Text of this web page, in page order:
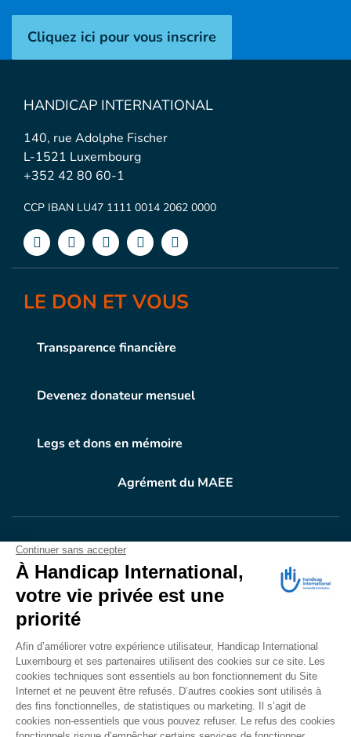
Cliquez ici pour vous inscrire
HANDICAP INTERNATIONAL
140, rue Adolphe Fischer
L-1521 Luxembourg
+352 42 80 60-1
CCP IBAN LU47 1111 0014 2062 0000
LE DON ET VOUS
Transparence financière
Devenez donateur mensuel
Legs et dons en mémoire
Agrément du MAEE
VOTRE DONEN ACTION
Grâce à vous, en 2024, 604.716 personnes ont
bénéficié d’appareillage et d’activités de réadaptation.
Merci pour votre générosité.
Lire notre rapport annuel